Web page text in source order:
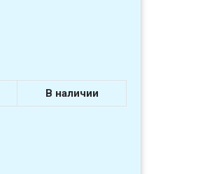
В наличии